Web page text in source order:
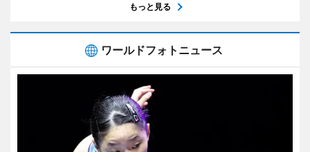
もっと見る
ワールドフォトニュース